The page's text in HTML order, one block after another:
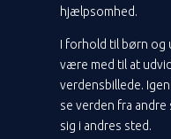
hjælpsomhed.
I forhold til børn og
være med til at
verdensbillede.
se verden fra
sig i andres sted.